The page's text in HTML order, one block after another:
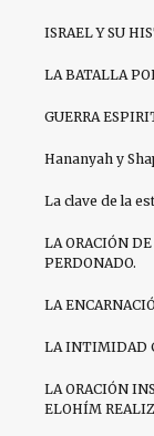
ISRAEL Y SU
LA BATALLA
GUERRA
Hananyah y
La clave de la
LA ORACIÓN
PERDONADO.
LA
LA INTIMIDAD
LA ORACIÓN
ELOHÍM